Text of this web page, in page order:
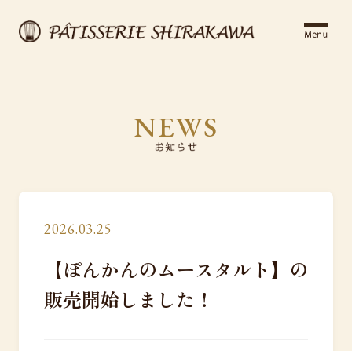
NEWS
2026.03.25
【ぽんかんのムースタルト】の
販売開始しました！